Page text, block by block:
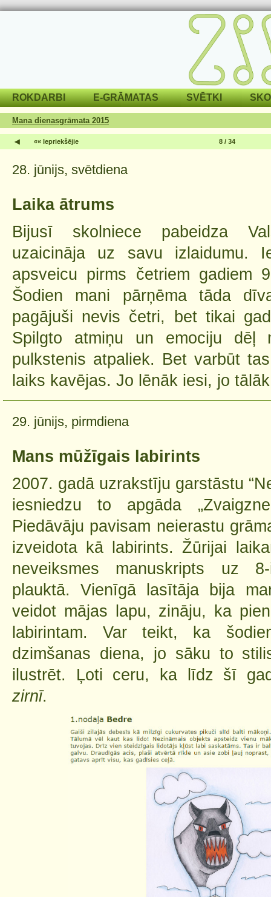
ROKDARBI E-GRĀMATAS SVĒTKI
Mana dienasgrāmata 2015
◀ «« Iepriekšējie 8 / 34
28. jūnijs, svētdiena
Laika ātrums
Bijusī skolniece pabeidza
uzaicināja uz savu izlaidumu.
apsveicu pirms četriem gadiem
Šodien mani pārņēma tāda
pagājuši nevis četri, bet tikai
Spilgto atmiņu un emociju dēļ
pulkstenis atpaliek. Bet varbūt
laiks kavējas. Jo lēnāk iesi, jo
29. jūnijs, pirmdiena
Mans mūžīgais labirints
2007. gadā uzrakstīju garstāstu
iesniedzu to apgāda
Piedāvāju pavisam neierastu
izveidota kā labirints. Žūrijai
neveiksmes manuskripts uz
plauktā. Vienīgā lasītāja bija
veidot mājas lapu, zināju, ka
labirintam. Var teikt, ka
dzimšanas diena, jo sāku to
ilustrēt. Ļoti ceru, ka līdz šī
zirnī.